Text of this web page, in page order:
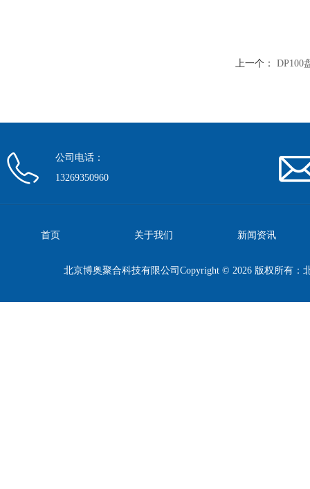
上一个： DP100
公司电话：
13269350960
首页 关于我们 新闻资讯
北京博奥聚合科技有限公司Copyright © 2026 版权所有